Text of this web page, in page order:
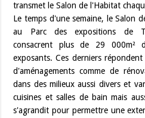
transmet le Salon de l'Habitat
Le temps d'une semaine, le Salon
au Parc des expositions de
consacrent plus de 29 000m²
exposants. Ces derniers
d'aménagements comme de
dans des milieux aussi divers et
cuisines et salles de bain mais
s'agrandit pour permettre une